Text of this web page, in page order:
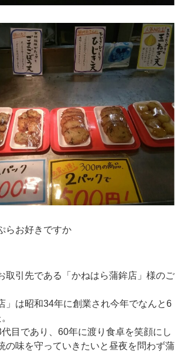
らお好きですか
取引先である「かねはら蒲鉾店」様のご
」は昭和34年に創業され今年でなんと6
目であり、60年に渡り食卓を笑顔にし
の味を守っていきたいと昼夜を問わず蒲